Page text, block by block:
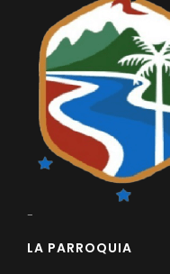
Convocatorias
GESTIÓN
Plan de
Plan Anual
Plan Operativo
Convenios
Cédulas
-
LA PARROQUIA